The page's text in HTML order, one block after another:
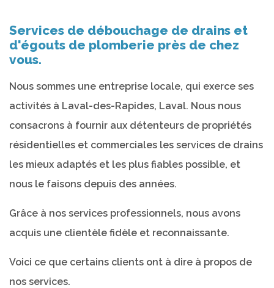
Services de débouchage de drains et
d'égouts de plomberie près de chez
vous.
Nous sommes une entreprise locale, qui exerce ses
activités à Laval-des-Rapides, Laval. Nous nous
consacrons à fournir aux détenteurs de propriétés
résidentielles et commerciales les services de drains
les mieux adaptés et les plus fiables possible, et
nous le faisons depuis des années.
Grâce à nos services professionnels, nous avons
acquis une clientèle fidèle et reconnaissante.
Voici ce que certains clients ont à dire à propos de
nos services.